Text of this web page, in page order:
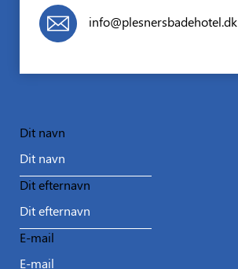
info@plesnersbadehotel.dk
Dit navn
Dit efternavn
E-mail